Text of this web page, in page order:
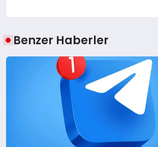
Benzer Haberler